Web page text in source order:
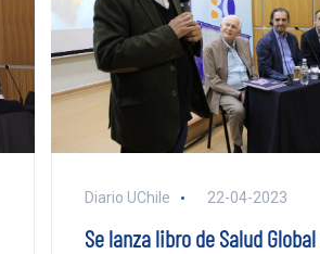
Diario UChile 22-04-2023
Se lanza libro de Salud